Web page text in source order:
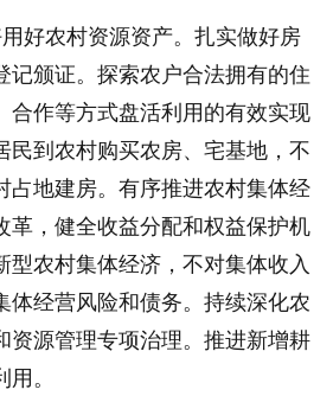
用好农村资源资产。扎实做好房
记颁证。探索农户合法拥有的住
合作等方式盘活利用的有效实现
民到农村购买农房、宅基地，不
占地建房。有序推进农村集体经
革，健全收益分配和权益保护机
型农村集体经济，不对集体收入
体经营风险和债务。持续深化农
资源管理专项治理。推进新增耕
。